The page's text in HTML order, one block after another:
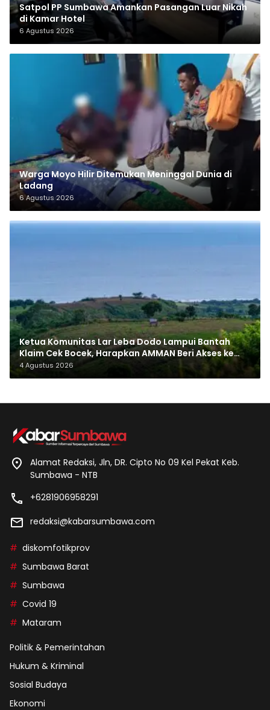
Satpol PP Sumbawa Amankan Pasangan Luar Nikah
di Kamar Hotel
6 Agustus 2026
Warga Moyo Hilir Ditemukan Meninggal Dunia di
Ladang
6 Agustus 2026
Ketua Komunitas Lar Leba Dodo Lampui Bantah
Klaim Cek Bocek, Harapkan AMMAN Beri Akses ke
Makam Leluhur
4 Agustus 2026
Alamat Redaksi, Jln, DR. Cipto No 09 Kel Pekat Keb.
Sumbawa - NTB
+6281906958291
redaksi@kabarsumbawa.com
diskomfotikprov
Sumbawa Barat
Sumbawa
Covid 19
Mataram
Politik & Pemerintahan
Hukum & Kriminal
Sosial Budaya
Ekonomi